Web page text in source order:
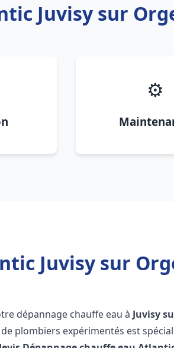
Juvisy sur
⚙️
Juvisy sur
dépannage chauffe eau à Juvisy
plombiers expérimentés est